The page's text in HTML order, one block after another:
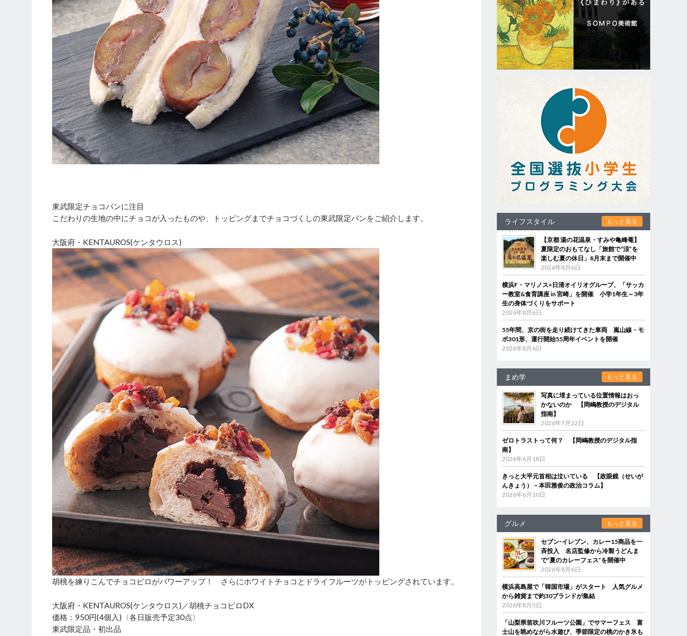
東武限定チョコパンに注目
こだわりの生地の中にチョコが入ったものや、トッピングまでチョコづくしの東武限定パンをご紹介します。
大阪府・KENTAUROS(ケンタウロス)
胡桃を練りこんでチョコピロがパワーアップ！ さらにホワイトチョコとドライフルーツがトッピングされています。
大阪府・KENTAUROS(ケンタウロス)／胡桃チョコピロDX
価格：950円(4個入)〈各日販売予定30点〉
東武限定品・初出品
ライフスタイル もっと見る
【京都 湯の花温泉・すみや亀峰菴】
夏限定のおもてなし「旅館で“涼”を
楽しむ夏の休日」8月末まで開催中
2026年8月6日
横浜F・マリノス×日清オイリオグループ、「サッカ
ー教室&食育講座 in 宮崎」を開催 小学1年生～3年
生の身体づくりをサポート
2026年8月6日
55年間、京の街を走り続けてきた車両 嵐山線・モ
ボ301形、運行開始55周年イベントを開催
2026年8月6日
まめ学 もっと見る
写真に埋まっている位置情報はおっ
かないのか 【岡嶋教授のデジタル
指南】
2026年7月22日
ゼロトラストって何？ 【岡嶋教授のデジタル指
南】
2026年6月18日
きっと大平元首相は泣いている 【政眼鏡（せいが
んきょう）－本田雅俊の政治コラム】
2026年6月10日
グルメ もっと見る
セブン‐イレブン、カレー15商品を一
斉投入 名店監修から冷製うどんま
で“夏のカレーフェス”を開催中
2026年8月6日
横浜高島屋で「韓国市場」がスタート 人気グルメ
から雑貨まで約30ブランドが集結
2026年8月5日
「山梨県笛吹川フルーツ公園」でサマーフェス 富
士山を眺めながら水遊び、季節限定の桃のかき氷も